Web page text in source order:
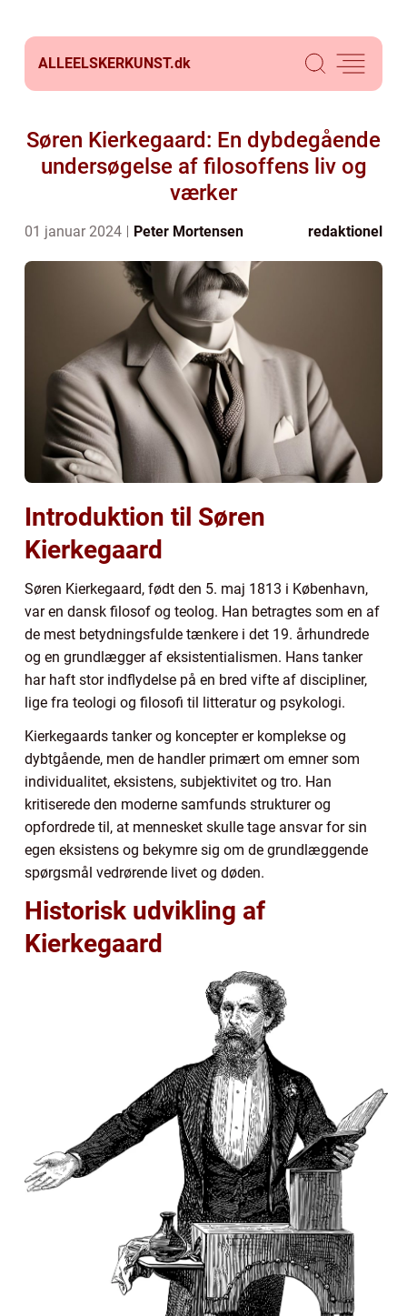
ALLEELSKERKUNST.dk
Søren Kierkegaard: En dybdegående
undersøgelse af filosoffens liv og
værker
01 januar 2024 Peter Mortensen redaktionel
Introduktion til Søren
Kierkegaard
Søren Kierkegaard, født den 5. maj 1813 i København,
var en dansk filosof og teolog. Han betragtes som en af
de mest betydningsfulde tænkere i det 19. århundrede
og en grundlægger af eksistentialismen. Hans tanker
har haft stor indflydelse på en bred vifte af discipliner,
lige fra teologi og filosofi til litteratur og psykologi.
Kierkegaards tanker og koncepter er komplekse og
dybtgående, men de handler primært om emner som
individualitet, eksistens, subjektivitet og tro. Han
kritiserede den moderne samfunds strukturer og
opfordrede til, at mennesket skulle tage ansvar for sin
egen eksistens og bekymre sig om de grundlæggende
spørgsmål vedrørende livet og døden.
Historisk udvikling af
Kierkegaard